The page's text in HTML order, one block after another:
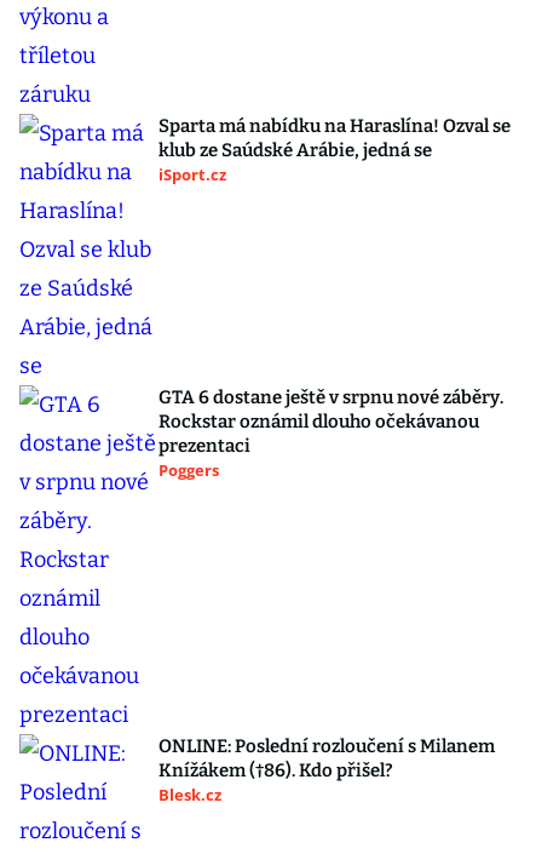
Sparta má nabídku na Haraslína! Ozval se
klub ze Saúdské Arábie, jedná se
iSport.cz
GTA 6 dostane ještě v srpnu nové záběry.
Rockstar oznámil dlouho očekávanou
prezentaci
Poggers
ONLINE: Poslední rozloučení s Milanem
Knížákem (†86). Kdo přišel?
Blesk.cz